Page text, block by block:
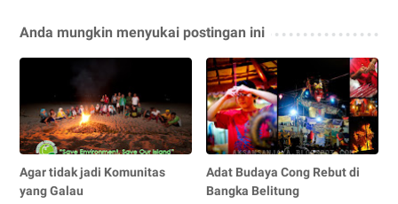
Anda mungkin menyukai postingan ini
Agar tidak jadi Komunitas
yang Galau
Adat Budaya Cong Rebut di
Bangka Belitung